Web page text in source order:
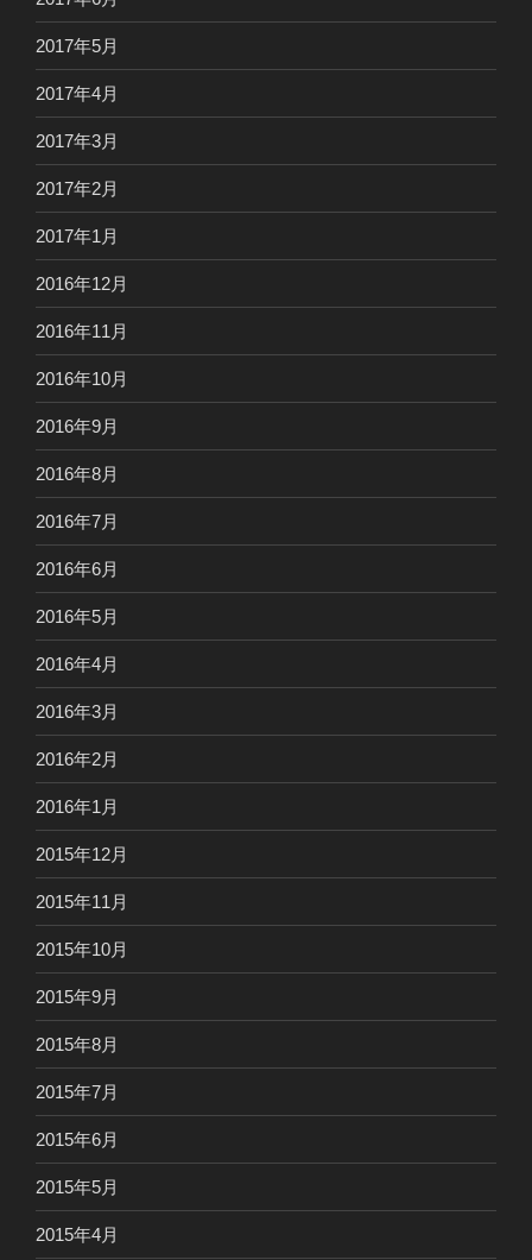
2017年5月
2017年4月
2017年3月
2017年2月
2017年1月
2016年12月
2016年11月
2016年10月
2016年9月
2016年8月
2016年7月
2016年6月
2016年5月
2016年4月
2016年3月
2016年2月
2016年1月
2015年12月
2015年11月
2015年10月
2015年9月
2015年8月
2015年7月
2015年6月
2015年5月
2015年4月